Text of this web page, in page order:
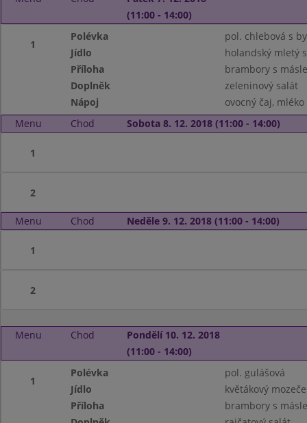
(11:00 - 14:00)
1
Polévka
pol. chlebová s
Jídlo
holandský mletý
Příloha
brambory s
Doplněk
zeleninový salát
Nápoj
ovocný čaj, mléko
Menu
Chod Sobota 8. 12. 2018 (11:00 - 14:00)
1
2
Menu Chod Neděle 9. 12. 2018 (11:00 - 14:00)
1
2
Menu Chod
Pondělí 10. 12. 2018
(11:00 - 14:00)
1
Polévka
pol. gulášová
Jídlo
květákový
Příloha
brambory s